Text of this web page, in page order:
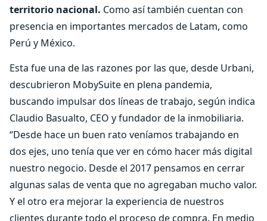
territorio nacional. Como así también cuentan con
presencia en importantes mercados de Latam, como
Perú y México.
Esta fue una de las razones por las que, desde Urbani,
descubrieron MobySuite en plena pandemia,
buscando impulsar dos líneas de trabajo, según indica
Claudio Basualto, CEO y fundador de la inmobiliaria.
“Desde hace un buen rato veníamos trabajando en
dos ejes, uno tenía que ver en cómo hacer más digital
nuestro negocio. Desde el 2017 pensamos en cerrar
algunas salas de venta que no agregaban mucho valor.
Y el otro era mejorar la experiencia de nuestros
clientes durante todo el proceso de compra. En medio